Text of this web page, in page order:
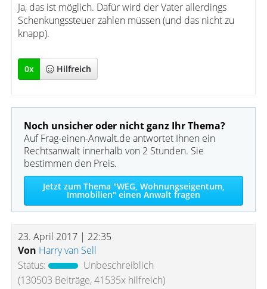
Ja, das ist möglich. Dafür wird der Vater allerdings
Schenkungssteuer zahlen müssen (und das nicht zu
knapp).
0x Hilfreich
Noch unsicher oder nicht ganz Ihr Thema?
Auf Frag-einen-Anwalt.de antwortet Ihnen ein
Rechtsanwalt innerhalb von 2 Stunden. Sie
bestimmen den Preis.
Jetzt zum Thema "WEG, Wohnungseigentum,
Immobilien" einen Anwalt fragen
23. April 2017 | 22:35
Von Harry van Sell
Status:
Unbeschreiblich
(130503 Beiträge, 41535x hilfreich)